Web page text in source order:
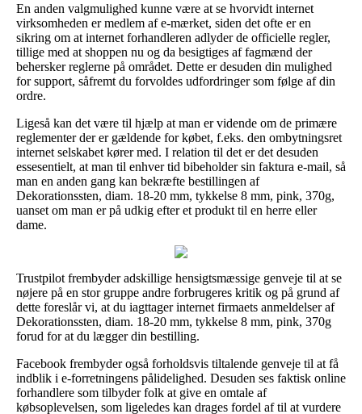
En anden valgmulighed kunne være at se hvorvidt internet
virksomheden er medlem af e-mærket, siden det ofte er en
sikring om at internet forhandleren adlyder de officielle regler,
tillige med at shoppen nu og da besigtiges af fagmænd der
behersker reglerne på området. Dette er desuden din mulighed
for support, såfremt du forvoldes udfordringer som følge af din
ordre.
Ligeså kan det være til hjælp at man er vidende om de primære
reglementer der er gældende for købet, f.eks. den ombytningsret
internet selskabet kører med. I relation til det er det desuden
essesentielt, at man til enhver tid bibeholder sin faktura e-mail, så
man en anden gang kan bekræfte bestillingen af
Dekorationssten, diam. 18-20 mm, tykkelse 8 mm, pink, 370g,
uanset om man er på udkig efter et produkt til en herre eller
dame.
Trustpilot frembyder adskillige hensigtsmæssige genveje til at se
nøjere på en stor gruppe andre forbrugeres kritik og på grund af
dette foreslår vi, at du iagttager internet firmaets anmeldelser af
Dekorationssten, diam. 18-20 mm, tykkelse 8 mm, pink, 370g
forud for at du lægger din bestilling.
Facebook frembyder også forholdsvis tiltalende genveje til at få
indblik i e-forretningens pålidelighed. Desuden ses faktisk online
forhandlere som tilbyder folk at give en omtale af
købsoplevelsen, som ligeledes kan drages fordel af til at vurdere